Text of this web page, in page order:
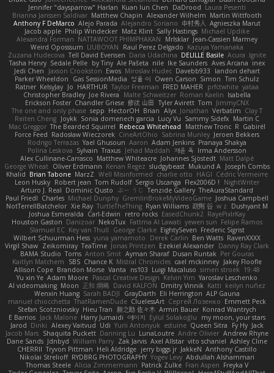
Jennifer "daysparrow" Harlan Kuan lun Chen DaDrood Laura Pesenti
Brianna Janssen Saldivar Matthew Chapin Alexander Wilhelm Martin Wittfooth
Anthony F DeMarco Alejo Parada Alejandro Soriano 中村秀人 Agnieszka Marut
Jacob apple Philip Windecker Matz Klint Sally Hastings Michael Updike
Alexandra Forman NATTAWOOT PHIMPHAKAN MrIsklar Jean-Cassien Marmey
Weird Oposssum LIUBOYAN Raul Perez Delgado Kazuya Yamanaka
Zuzana Hudecova Tell David Evensen Daria Udachina DELILLE Basile Acura .Ignite
Tasha Henry Sedale Pelle by Tiny Ale Pašeta nile Ike Saunders Aves Arcana inex
Jedi Chen
Jaxson Crookston Ewos Miroslav Hudec Davebb933
landon dehart
Parker Wheeldon
Gas SessionMedia 정율 이 Owen Carson Simon Tim Schulz
Ratner KelsyJay Jo HARTHUR Taylor Freeman FRED MAHER prfctwhite yataa
Christopher Bradley Joe Rivera Malte Schweitzer Roman Kaelin Isabella
Erickson Foster Chandler Griese 修汰 山田 Tyler Avirett Tom JimmyCNX
The one and only phase sepp HectorOH Brian Alyx Jonathan Verbatim Clay T
Reiten Cheng Joykk Sonia domenech garcia Lucy Vu Sammy Sidefx Martin C
Mac Greggor The Bearded Squirrel Rebecca Whitehead Matthew Tronc R Gabirél
Force Feed Radosław Wieczorek CineArtOhio Sabrina Munley Jeroen Bekkers
Rodrigo Terrazas Yael Ghusoun Aaron Adam Jenkins Pranaya Shakya
Polina Leskova Sylvain Traxus Jehad Maddah 재윤 옥 Irma Andersson
Alex Cullinane-Carrasco Matthew Whiteacre Johannes Sjöstedt Matt Dalpé
George Wheat Oliver Erdmann Kenan Regez sludgybeast Mukund A Joseph Combs
Khalid Brian Tabone MarzZ Well Misinformed charlie otto HAGI Cédric Vermeirre
Leon Husky Robert jean Tom Rudolf Sergio Uscanga Flex2006D !
NightWriter
Arturo J. Real Dominic Qusto ぶー うじ Tenzide Gallery TheAuraStandard
Paul Friedl Charles Michael Dunphy GremlinBrokeMyVideoGame Joshua Campbell
NotTerrellBatchelor Xie Ray TurtleTheThing Ryan Williams 政則 谷 w z
Dushyant M
Joshua Esmeralda Carl-Edwin retro rocks EasedChunk2 RayePixlrKay
Houston Gaston Danizoar NekoTux Fattma Al Lawati yewen sun Felipe Ramos
Slamuel EC Key van Thull George Clarke EightySeven Frederic Sigrist
Wilbert Schuurman Hess yuna yamamoto Derek Carlin Ben Watts RavenXXXX
Virgil Shaw Zeikomiray TeaTime Jonas Printzen Ezekiel Alexander Danny Ray Clark
BAMA Studio Toms Anton Smit Ayman Sharaf Dusan Runtak Per Gouras
Kaitlyn Matchem
SBS Chance K Mistral Chronicles cael mckinney Jakey Floofle
Allison Cope Brandon Morse Vanta ns103 Luigi Macaluso simen stroek 19:48
Yu xin Ye Adam Moore Pascal Creative Design Kelvin Yim Yaroslav Leschenko
AI videomaking Moon 正和 綱嶋 David KALFON Dmitry Vinnik Katti keilyn nuñez
Wenxin Huang Sarah BADJI GrayDarth Eli Herrington ALP Gauna
manuel chiocchetta ThatRamenDude CluelessArt Cергей Лозенко Emmett Peck
Stefan Scotzniovsky Hieu Tran 新之助 佐々木 Armin Bauer Konrad Wantrych
E Barrios Jack Malone Harry Jumaidi 에이지 Eylül Solakoğlu
my moon, your stars
Jarod Dinki Alexey Vaitvud Udi Yurii Antonyuk estuine Queen Sitra Fy Hy Jack
Jacob Mars Shaquita Puckett Danning Lu LunaLoutre Andre Olivier Andrew Rhyne
Dane Sands Jdnbyd William Parry Zak Jarvis Axel Allstar vito schaniel Ashley Cline
CHERRII Tryvon Pittman Heli Aldridge jerry biggs jr JakkeN Anthony Castillo
Nikolai Strelioff RYDBRG PHOTOGRAPHY Yogev Levy Abdullah Alshammari
Thomas Steele Alicia Zimmermann Patrick Zulke Fran Aspen Freyka V